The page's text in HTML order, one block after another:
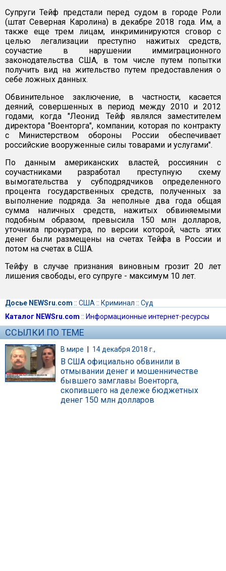
Супруги Тейф предстали перед судом в городе Роли
(штат Северная Каролина) в декабре 2018 года. Им, а
также еще трем лицам, инкриминируются сговор с
целью легализации преступно нажитых средств,
соучастие в нарушении иммиграционного
законодательства США, в том числе путем попытки
получить вид на жительство путем предоставления о
себе ложных данных.
Обвинительное заключение, в частности, касается
деяний, совершенных в период между 2010 и 2012
годами, когда "Леонид Тейф являлся заместителем
директора "Военторга", компании, которая по контракту
с Министерством обороны России обеспечивает
российские вооруженные силы товарами и услугами".
По данным американских властей, россиянин с
соучастниками разработал преступную схему
вымогательства у субподрядчиков определенного
процента государственных средств, полученных за
выполнение подряда. За неполные два года общая
сумма наличных средств, нажитых обвиняемыми
подобным образом, превысила 150 млн долларов,
уточнила прокуратура, по версии которой, часть этих
денег были размещены на счетах Тейфа в России и
потом на счетах в США.
Тейфу в случае признания виновным грозит 20 лет
лишения свободы, его супруге - максимум 10 лет.
Досье NEWSru.com :: США :: Криминал :: Суд
Каталог NEWSru.com :: Информационные интернет-ресурсы
ССЫЛКИ ПО ТЕМЕ
В мире | 14 декабря 2018 г.,
В США официально обвинили в
отмывании денег и мошенничестве
бывшего замглавы Военторга,
скопившего на дележе бюджетных
денег 150 млн долларов